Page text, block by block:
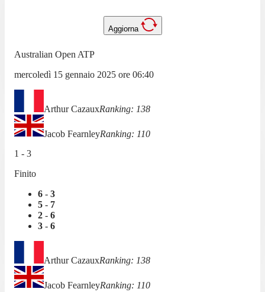
Aggiorna
Australian Open ATP
mercoledì 15 gennaio 2025 ore 06:40
Arthur CazauxRanking: 138
Jacob FearnleyRanking: 110
1 - 3
Finito
6 - 3
5 - 7
2 - 6
3 - 6
Arthur CazauxRanking: 138
Jacob FearnleyRanking: 110